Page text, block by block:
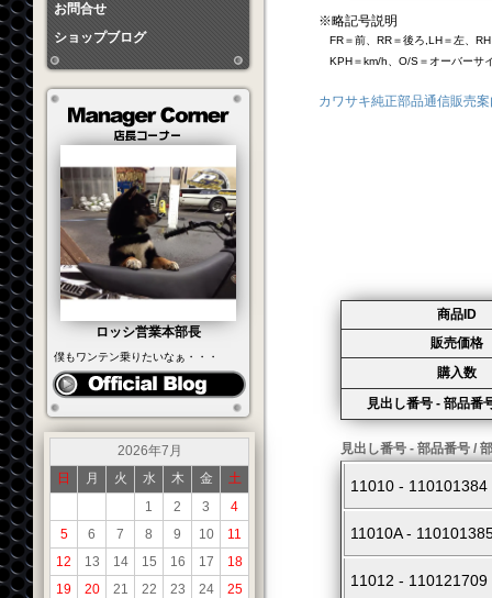
お問合せ
ショップブログ
ロッシ営業本部長
僕もワンテン乗りたいなぁ・・・
2026年7月
日
月 火 水 木 金
土
1
2 3
4
5
6 7 8 9 10
11
12
13 14 15 16 17
18
19
20 21 22 23 24
25
※略記号説明
FR＝前、RR＝後ろ,LH＝左、
KPH＝km/h、O/S＝オーバーサ
カワサキ純正部品通信販売
商品ID
販売価格
購入数
見出し番号 - 部品番
見出し番号 - 部品番号 /
11010 -
11010A -
11012 -